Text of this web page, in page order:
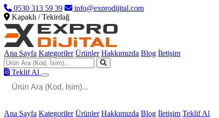
0530 313 59 39
info@exprodijital.com
Kapaklı / Tekirdağ
Ana Sayfa Kategoriler Ürünler Hakkımızda Blog İletişim
Teklif Al
Ana Sayfa Kategoriler Ürünler Hakkımızda Blog İletişim Teklif Al